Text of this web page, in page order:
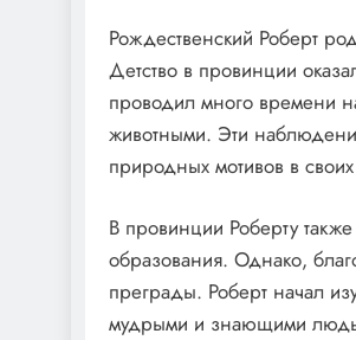
Рождественский Роберт
Детство в провинции
проводил много времени
животными. Эти
природных мотивов в
В провинции Роберту
образования. Однако,
преграды. Роберт начал
мудрыми и знающими